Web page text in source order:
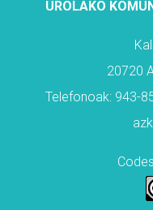
UROLAKO
20720
Telefonoak: 943-